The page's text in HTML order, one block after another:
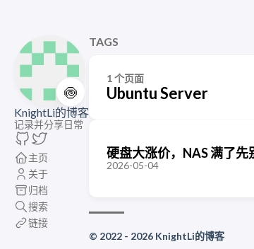
🍥
KnightLi的博客
记录并分享日常
主页
关于
归档
搜索
链接
TAGS
1 个页面
Ubuntu Server
硬盘大涨价，NAS 满了先
2026-05-04
© 2022 - 2026 KnightLi的博客